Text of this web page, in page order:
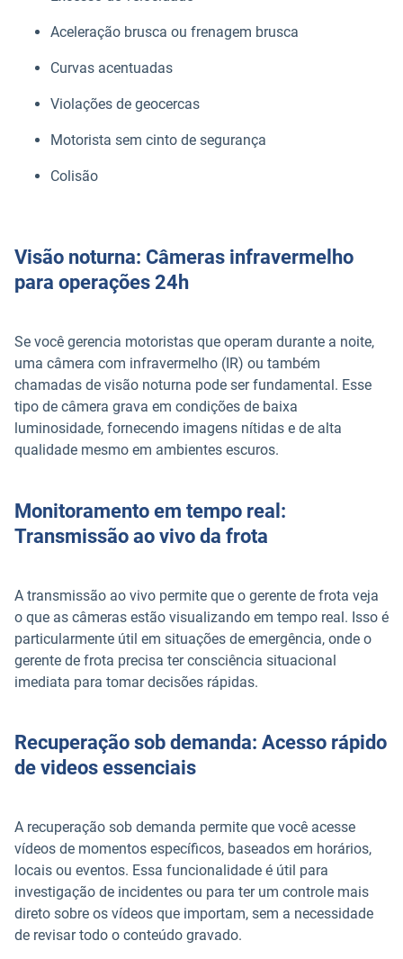
Aceleração brusca ou frenagem brusca
Curvas acentuadas
Violações de geocercas
Motorista sem cinto de segurança
Colisão
Visão noturna: Câmeras infravermelho
para operações 24h
Se você gerencia motoristas que operam durante a noite,
uma câmera com infravermelho (IR) ou também
chamadas de visão noturna pode ser fundamental. Esse
tipo de câmera grava em condições de baixa
luminosidade, fornecendo imagens nítidas e de alta
qualidade mesmo em ambientes escuros.
Monitoramento em tempo real:
Transmissão ao vivo da frota
A transmissão ao vivo permite que o gerente de frota veja
o que as câmeras estão visualizando em tempo real. Isso é
particularmente útil em situações de emergência, onde o
gerente de frota precisa ter consciência situacional
imediata para tomar decisões rápidas.
Recuperação sob demanda: Acesso rápido
de videos essenciais
A recuperação sob demanda permite que você acesse
vídeos de momentos específicos, baseados em horários,
locais ou eventos. Essa funcionalidade é útil para
investigação de incidentes ou para ter um controle mais
direto sobre os vídeos que importam, sem a necessidade
de revisar todo o conteúdo gravado.